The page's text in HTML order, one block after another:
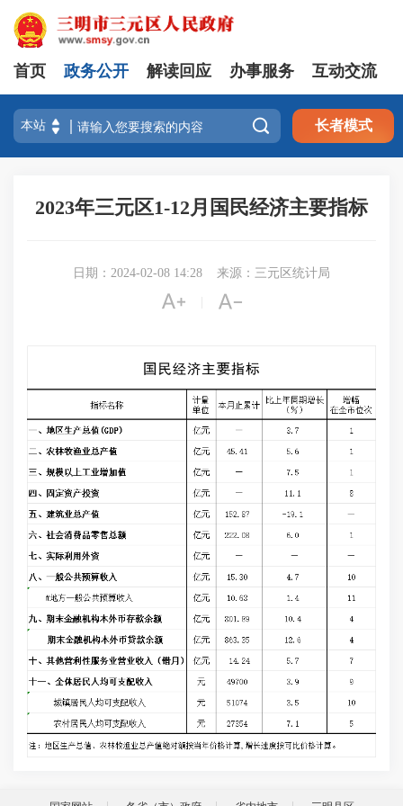
首页 政务公开 解读回应 办事服务 互动交流
 长者模式
2023年三元区1-12月国民经济主要指标
日期：2024-02-08 14:28 来源：三元区统计局
 